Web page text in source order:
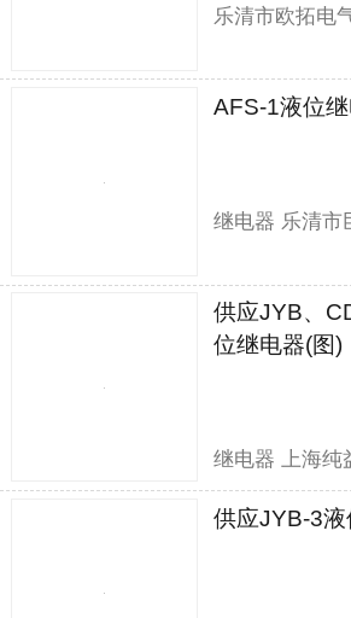
AFS-1液位
供应JYB、
位继电器(图)
供应JYB-3